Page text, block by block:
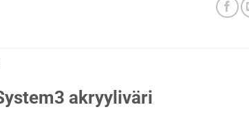
akryyliväri